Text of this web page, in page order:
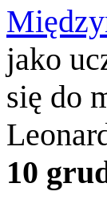
jako
się do
10